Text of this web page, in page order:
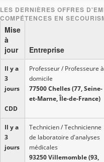
Mise
à
jour
Entreprise
Il y a
3
jours
CDD
Professeur / Professeure à
domicile
77500 Chelles (77, Seine-
et-Marne, Île-de-France)
Il y a
3
jours
Technicien / Technicienne
de laboratoire d'analyses
médicales
93250 Villemomble (93,